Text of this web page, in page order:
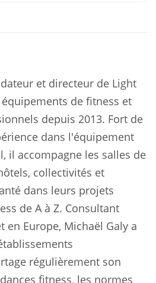
et directeur de Light
de fitness et
depuis 2013. Fort de
dans l'équipement
il accompagne les salles de
collectivités et
dans leurs projets
de A à Z. Consultant
en Europe, Michaël Galy a
régulièrement son
fitness, les normes